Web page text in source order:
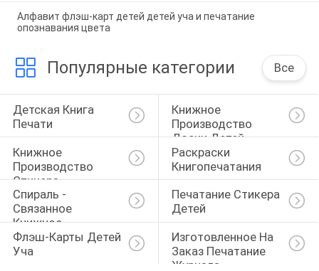
Алфавит флэш-карт детей детей уча и печатание
опознавания цвета
Популярные категории Все
Детская Книга
Печати
Книжное
Производство
Доски Детей
Книжное
Производство
Стикера
Раскраски
Книгопечатания
Спираль -
Связанное
Книжное
Производство
Печатание Стикера
Детей
Флэш-Карты Детей
Уча
Изготовленное На
Заказ Печатание
Журнала